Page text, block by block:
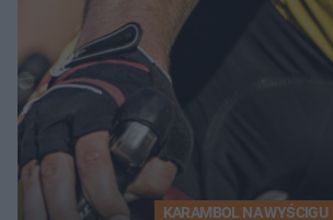
KARAMBOL NA WYŚCIGU